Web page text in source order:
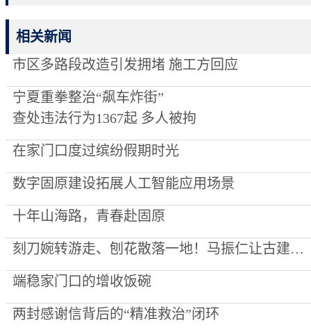
相关新闻
市区多路段改造引发拥堵 施工方回应
宁夏重拳整治“飙车炸街”
查处违法行为1367起 多人被拘
在家门口度过缤纷假期时光
数字固原建设拓展人工智能应用场景
十年山海路，青春赴固原
刻刀婉转游走、刨花散落一地！马振仁让古建营造技艺绽放新光彩
端稳家门口的增收饭碗
两封感谢信背后的“精准救治”闭环